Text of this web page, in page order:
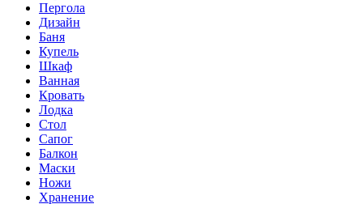
Пергола
Дизайн
Баня
Купель
Шкаф
Ванная
Кровать
Лодка
Стол
Сапог
Балкон
Маски
Ножи
Хранение